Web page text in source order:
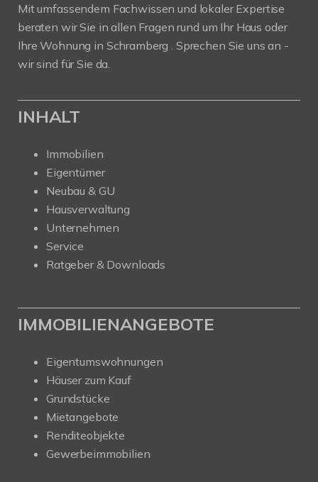
Mit umfassendem Fachwissen und lokaler Expertise
beraten wir Sie in allen Fragen rund um Ihr Haus oder
Ihre Wohnung in Schramberg . Sprechen Sie uns an -
wir sind für Sie da.
INHALT
Immobilien
Eigentümer
Neubau & GU
Hausverwaltung
Unternehmen
Service
Ratgeber & Downloads
IMMOBILIENANGEBOTE
Eigentumswohnungen
Häuser zum Kauf
Grundstücke
Mietangebote
Renditeobjekte
Gewerbeimmobilien